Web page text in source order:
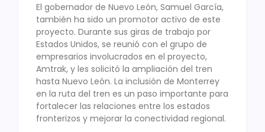
El gobernador de Nuevo León, Samuel García,
también ha sido un promotor activo de este
proyecto. Durante sus giras de trabajo por
Estados Unidos, se reunió con el grupo de
empresarios involucrados en el proyecto,
Amtrak, y les solicitó la ampliación del tren
hasta Nuevo León. La inclusión de Monterrey
en la ruta del tren es un paso importante para
fortalecer las relaciones entre los estados
fronterizos y mejorar la conectividad regional.